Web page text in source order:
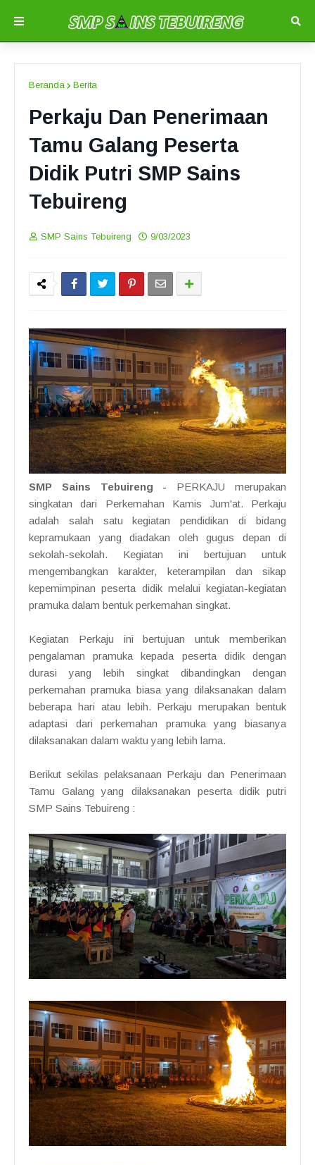
Beranda Berita
Perkaju Dan Penerimaan
Tamu Galang Peserta
Didik Putri SMP Sains
Tebuireng
SMP Sains Tebuireng 9/03/2023
SMP Sains Tebuireng - PERKAJU merupakan
singkatan dari Perkemahan Kamis Jum'at. Perkaju
adalah salah satu kegiatan pendidikan di bidang
kepramukaan yang diadakan oleh gugus depan di
sekolah-sekolah. Kegiatan ini bertujuan untuk
mengembangkan karakter, keterampilan dan sikap
kepemimpinan peserta didik melalui kegiatan-kegiatan
pramuka dalam bentuk perkemahan singkat.
Kegiatan Perkaju ini bertujuan untuk memberikan
pengalaman pramuka kepada peserta didik dengan
durasi yang lebih singkat dibandingkan dengan
perkemahan pramuka biasa yang dilaksanakan dalam
beberapa hari atau lebih. Perkaju merupakan bentuk
adaptasi dari perkemahan pramuka yang biasanya
dilaksanakan dalam waktu yang lebih lama.
Berikut sekilas pelaksanaan Perkaju dan Penerimaan
Tamu Galang yang dilaksanakan peserta didik putri
SMP Sains Tebuireng :